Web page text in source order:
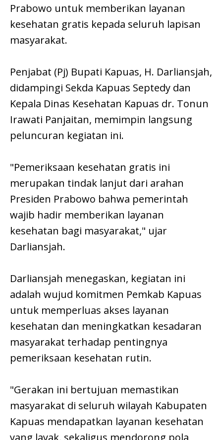
Prabowo untuk memberikan layanan
kesehatan gratis kepada seluruh lapisan
masyarakat.
Penjabat (Pj) Bupati Kapuas, H. Darliansjah,
didampingi Sekda Kapuas Septedy dan
Kepala Dinas Kesehatan Kapuas dr. Tonun
Irawati Panjaitan, memimpin langsung
peluncuran kegiatan ini.
"Pemeriksaan kesehatan gratis ini
merupakan tindak lanjut dari arahan
Presiden Prabowo bahwa pemerintah
wajib hadir memberikan layanan
kesehatan bagi masyarakat," ujar
Darliansjah.
Darliansjah menegaskan, kegiatan ini
adalah wujud komitmen Pemkab Kapuas
untuk memperluas akses layanan
kesehatan dan meningkatkan kesadaran
masyarakat terhadap pentingnya
pemeriksaan kesehatan rutin.
"Gerakan ini bertujuan memastikan
masyarakat di seluruh wilayah Kabupaten
Kapuas mendapatkan layanan kesehatan